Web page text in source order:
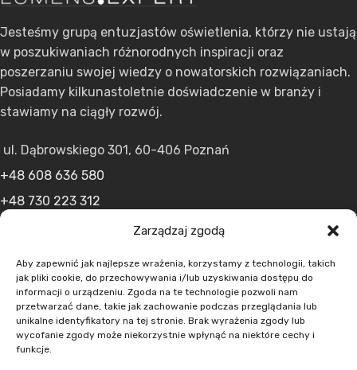
Zarządzaj zgodą
Aby zapewnić jak najlepsze wrażenia, korzystamy z technologii, takich
jak pliki cookie, do przechowywania i/lub uzyskiwania dostępu do
informacji o urządzeniu. Zgoda na te technologie pozwoli nam
przetwarzać dane, takie jak zachowanie podczas przeglądania lub
unikalne identyfikatory na tej stronie. Brak wyrażenia zgody lub
wycofanie zgody może niekorzystnie wpłynąć na niektóre cechy i
funkcje.
Jesteśmy grupą entuzjastów oświetlenia, którzy nie ustają
w poszukiwaniach różnorodnych inspiracji oraz
poszerzaniu swojej wiedzy o nowatorskich rozwiązaniach.
Posiadamy kilkunastoletnie doświadczenie w branży i
stawiamy na ciągły rozwój.
ul. Dąbrowskiego 301, 60-406 Poznań
+48 608 636 580
+48 730 223 312
MENU